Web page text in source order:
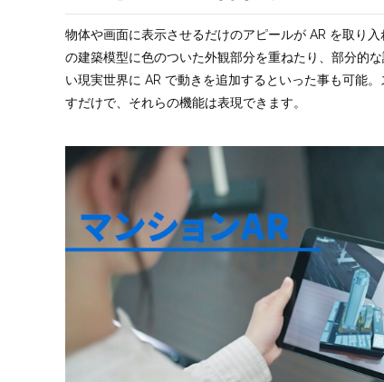
物体や画面に表示させるだけのアピールが AR を取り
の建築模型に色のついた外観部分を重ねたり、部分的
い現実世界に AR で動きを追加するといった事も可能
すだけで、それらの機能は表現できます。